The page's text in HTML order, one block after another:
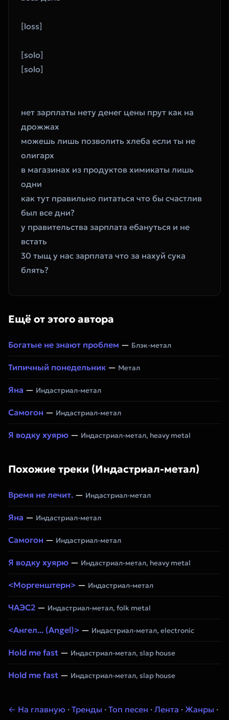
‎[loss]
‎[solo]
‎[solo]
‎нет зарплаты нету денег цены прут как на
дрожжах
‎можешь лишь позволить хлеба если ты не
олигарх
‎в магазинах из продуктов химикаты лишь
одни
‎как тут правильно питаться что бы счастлив
был все дни?
‎у правительства зарплата ебануться и не
встать
‎30 тыщ у нас зарплата что за нахуй сука
блять?
Ещё от этого автора
Богатые не знают проблем — Блэк-метал
Типичный понедельник — Метал
Яна — Индастриал-метал
Самогон — Индастриал-метал
Я водку хуярю — Индастриал-метал, heavy metal
Похожие треки (Индастриал-метал)
Время не лечит. — Индастриал-метал
Яна — Индастриал-метал
Самогон — Индастриал-метал
Я водку хуярю — Индастриал-метал, heavy metal
<Моргенштерн> — Индастриал-метал
ЧАЭС2 — Индастриал-метал, folk metal
<Ангел... (Angel)> — Индастриал-метал, electronic
Hold me fast — Индастриал-метал, slap house
Hold me fast — Индастриал-метал, slap house
← На главную · Тренды · Топ песен · Лента · Жанры ·